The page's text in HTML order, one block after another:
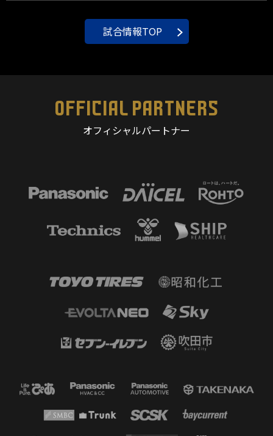
試合情報TOP
OFFICIAL PARTNERS
オフィシャルパートナー